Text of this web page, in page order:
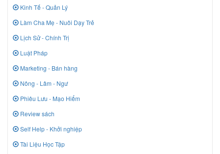
Kinh Tế - Quản Lý
Làm Cha Mẹ - Nuôi Dạy Trẻ
Lịch Sử - Chính Trị
Luật Pháp
Marketing - Bán hàng
Nông - Lâm - Ngư
Phiêu Lưu - Mạo Hiểm
Review sách
Self Help - Khởi nghiệp
Tài Liệu Học Tập